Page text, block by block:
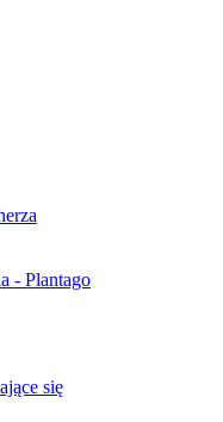
- Plantago
się